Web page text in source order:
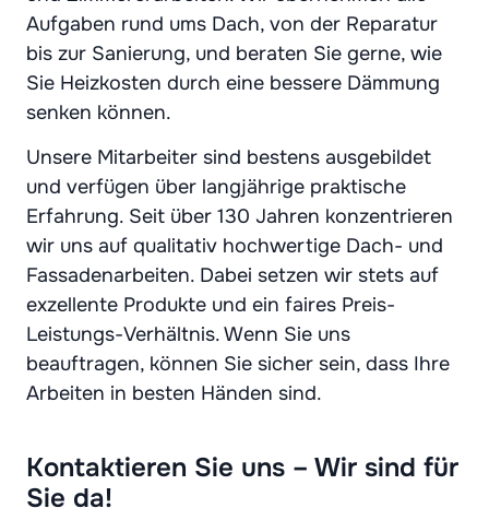
Aufgaben rund ums Dach, von der Reparatur
bis zur Sanierung, und beraten Sie gerne, wie
Sie Heizkosten durch eine bessere Dämmung
senken können.
Unsere Mitarbeiter sind bestens ausgebildet
und verfügen über langjährige praktische
Erfahrung. Seit über 130 Jahren konzentrieren
wir uns auf qualitativ hochwertige Dach- und
Fassadenarbeiten. Dabei setzen wir stets auf
exzellente Produkte und ein faires Preis-
Leistungs-Verhältnis. Wenn Sie uns
beauftragen, können Sie sicher sein, dass Ihre
Arbeiten in besten Händen sind.
Kontaktieren Sie uns – Wir sind für
Sie da!